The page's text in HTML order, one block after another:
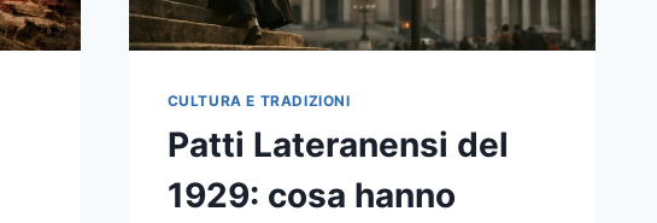
CULTURA E TRADIZIONI
Patti Lateranensi del
1929: cosa hanno